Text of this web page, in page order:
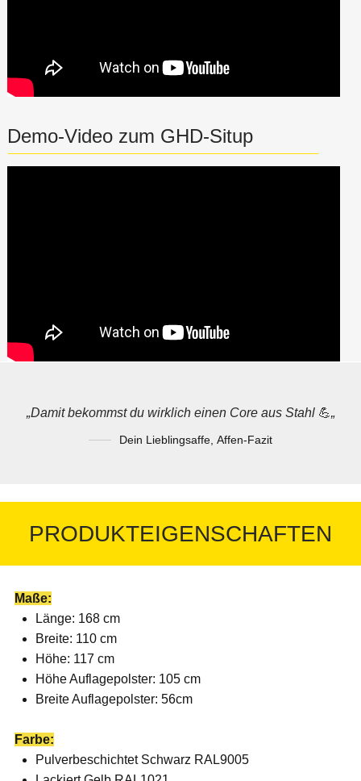
Demo-Video zum GHD-Situp
„Damit bekommst du wirklich einen Core aus Stahl💪„
Dein Lieblingsaffe, Affen-Fazit
PRODUKTEIGENSCHAFTEN
Maße:
Länge: 168 cm
Breite: 110 cm
Höhe: 117 cm
Höhe Auflagepolster: 105 cm
Breite Auflagepolster: 56cm
Farbe:
Pulverbeschichtet Schwarz RAL9005